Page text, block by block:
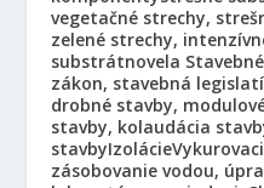
vegetačné strechy,
zelené strechy,
substrátnovela
zákon, stavebná
drobné stavby,
stavby, kolaudácia
stavbyIzolácie
zásobovanie vodou,